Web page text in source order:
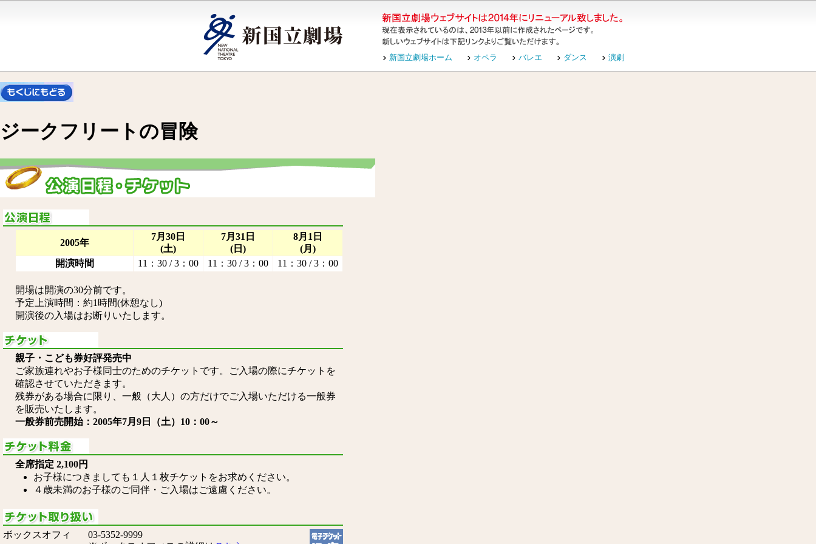
新国立劇場ホーム オペラ バレエ ダンス 演劇
ジークフリートの冒険
2005年
7月30日
(土)
7月31日
(日)
8月1日
(月)
開演時間
11：30 / 3：00 11：30 / 3：00 11：30 / 3：00
開場は開演の30分前です。
予定上演時間：約1時間(休憩なし)
開演後の入場はお断りいたします。
親子・こども券好評発売中
ご家族連れやお子様同士のためのチケットです。ご入場の際にチケットを
確認させていただきます。
残券がある場合に限り、一般（大人）の方だけでご入場いただける一般券
を販売いたします。
一般券前売開始：2005年7月9日（土）10：00～
全席指定 2,100円
お子様につきましても１人１枚チケットをお求めください。
４歳未満のお子様のご同伴・ご入場はご遠慮ください。
ボックスオフィ
03-5352-9999